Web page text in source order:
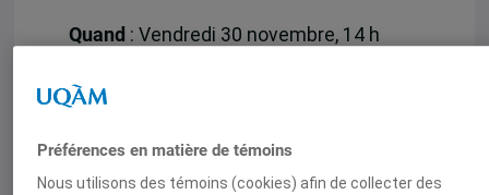
Quand : Vendredi 30 novembre, 14 h
Où
Casgrain, UQAM, métro Berri-UQAM
La conférence se déroulera en anglais.
Préférences en matière de témoins
Nous utilisons des témoins (cookies) afin de collecter des